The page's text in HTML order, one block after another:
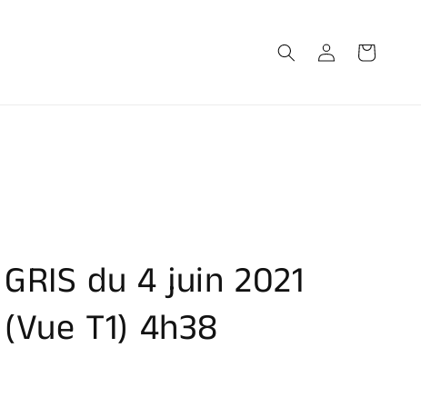
Connexion Panier
GRIS du 4 juin 2021
(Vue T1) 4h38